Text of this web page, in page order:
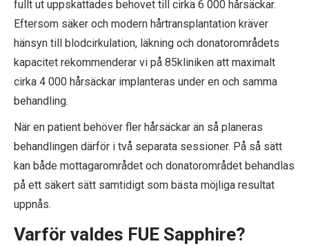
fullt ut uppskattades behovet till cirka 6 000 hårsäckar.
Eftersom säker och modern hårtransplantation kräver
hänsyn till blodcirkulation, läkning och donatorområdets
kapacitet rekommenderar vi på 85kliniken att maximalt
cirka 4 000 hårsäckar implanteras under en och samma
behandling.
När en patient behöver fler hårsäckar än så planeras
behandlingen därför i två separata sessioner. På så sätt
kan både mottagarområdet och donatorområdet behandlas
på ett säkert sätt samtidigt som bästa möjliga resultat
uppnås.
Varför valdes FUE Sapphire?